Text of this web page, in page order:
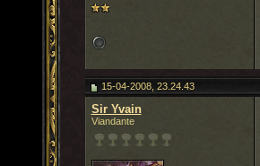
15-04-2008, 23.24.43
Sir Yvain
Viandante